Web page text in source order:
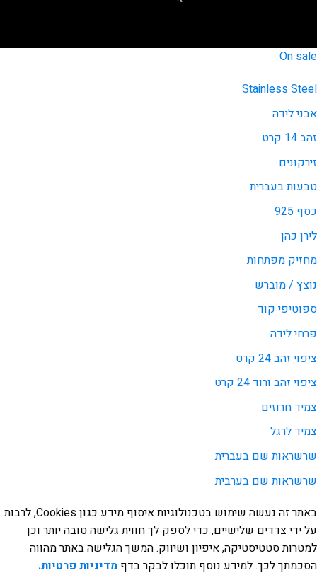
On sale
Stainless Steel
אבני לידה
זהב 14 קרט
זירקונים
טבעות בעברית
כסף 925
לירן כהן
מחזיק מפתחות
נוצץ / מוברש
ספוטיפי קוד
פרחי לידה
ציפוי זהב 24 קרט
ציפוי זהב ורוד 24 קרט
צמיד חרוזים
צמיד לרגל
שרשראות שם בעברית
שרשראות שם בערבית
באתר זה נעשה שימוש בטכנולוגיות איסוף מידע כגון Cookies, לרבות
על ידי צדדים שלישיים, כדי לספק לך חווית גלישה טובה יותר וכן
למטרות סטטיסטיקה, איפיון ושיווק. המשך הגלישה באתר מהווה
הסכמתך לכך. למידע נוסף תוכלו לבקר בדף מדיניות פרטיות.